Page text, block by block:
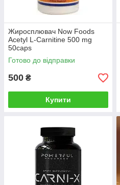
Жиросплювач Now Foods
Acetyl L-Carnitine 500 mg
50caps
Готово до відправки
500 ₴
Купити